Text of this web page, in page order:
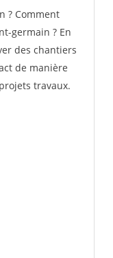
? Comment
germain ? En
des chantiers
de manière
travaux.